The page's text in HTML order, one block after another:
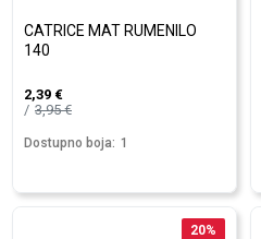
CATRICE MAT RUMENILO
140
2,39 €
3,95€
Dostupno boja: 1
20%